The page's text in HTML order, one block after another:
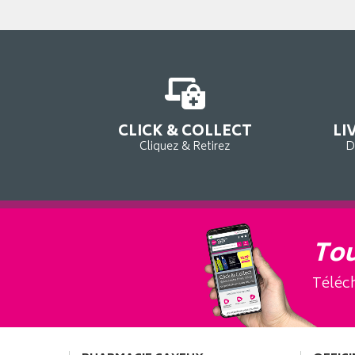
CLICK & COLLECT
Cliquez & Retirez